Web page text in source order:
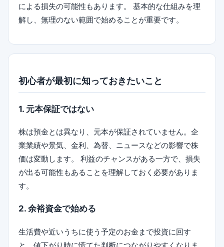
による損失の可能性もあります。 基本的な仕組みを理
解し、無理のない範囲で始めることが重要です。
初心者が最初に知っておきたいこと
1. 元本保証ではない
株は預金とは異なり、元本が保証されていません。企
業業績や景気、金利、為替、ニュースなどの影響で株
価は変動します。 利益のチャンスがある一方で、損失
が出る可能性もあることを理解しておく必要がありま
す。
2. 余裕資金で始める
生活費や近いうちに使う予定のお金まで投資に回す